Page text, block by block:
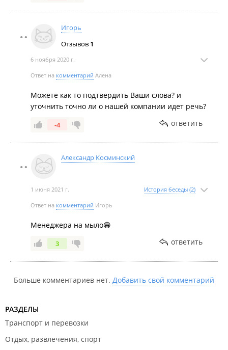
Игорь
Отзывов 1
6 ноября 2020 г.
Ответ на комментарий Алена
Можете как то подтвердить Ваши слова? и
уточнить точно ли о нашей компании идет речь?
-4 ответить
Александр Косминский
1 июня 2021 г. История беседы (2)
Ответ на комментарий Игорь
Менеджера на мыло😁
3 ответить
Больше комментариев нет. Добавить свой комментарий
РАЗДЕЛЫ
Транспорт и перевозки
Отдых, развлечения, спорт